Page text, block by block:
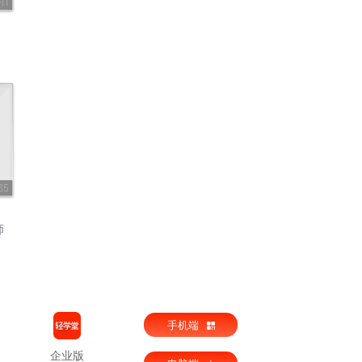
企业版
手机端